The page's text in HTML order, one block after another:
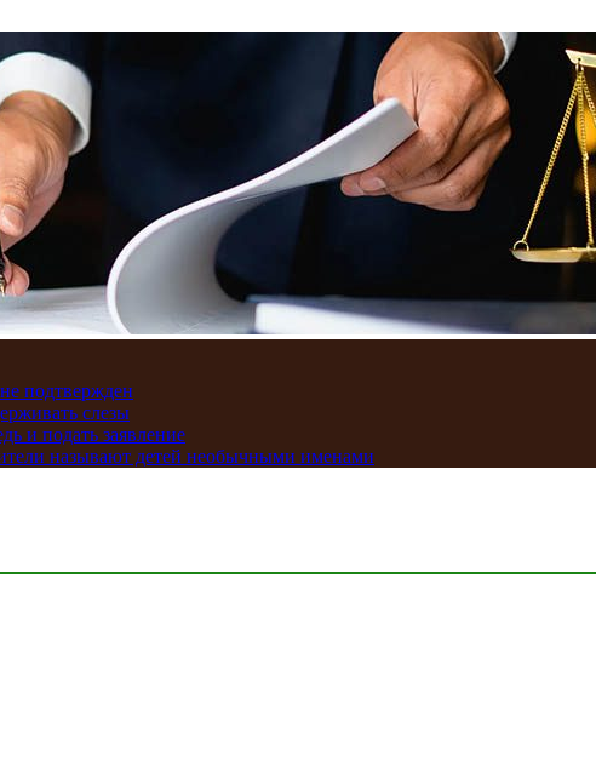
подтвержден
слезы
и подать заявление
называют детей необычными именами